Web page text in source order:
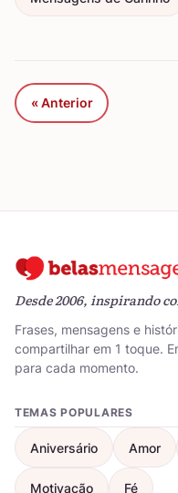
« Anterior
Desde 2006, inspirando
Frases, mensagens e
compartilhar em 1 toque.
para cada momento.
TEMAS POPULARES
Aniversário Amor
Motivação Fé